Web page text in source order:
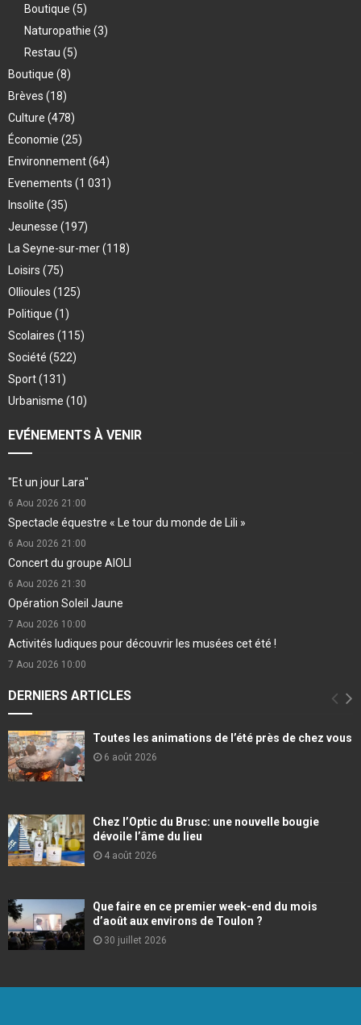
Boutique (5)
Naturopathie (3)
Restau (5)
Boutique (8)
Brèves (18)
Culture (478)
Économie (25)
Environnement(64)
Evenements (1 031)
Insolite (35)
Jeunesse (197)
La Seyne-sur-mer(118)
Loisirs (75)
Ollioules (125)
Politique (1)
Scolaires (115)
Société (522)
Sport(131)
Urbanisme (10)
EVÉNEMENTS À VENIR
"Et un jour Lara"
6 Aou 2026 21:00
Spectacle équestre « Le tour du monde de Lili »
6 Aou 2026 21:00
Concert du groupe AIOLI
6 Aou 2026 21:30
Opération Soleil Jaune
7 Aou 2026 10:00
Activités ludiques pour découvrir les musées cet été !
7 Aou 2026 10:00
DERNIERS ARTICLES
Toutes les animations de l’été près de chez vous
6 août 2026
Chez l’Optic du Brusc: une nouvelle bougie
dévoile l’âme du lieu
4 août 2026
Que faire en ce premier week-end du mois
d’août aux environs de Toulon ?
30 juillet 2026